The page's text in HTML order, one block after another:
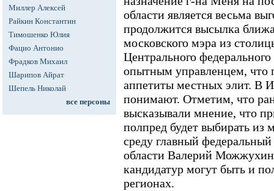
Миллер Алексей
Райкин Константин
Тимошенко Юлия
Фацио Антонио
Фрадков Михаил
Шарипов Айрат
Шепель Николай
все персоны
области является весьма
продолжится высылка
московского мэра из
Центрального
опытным управленцем, что
аппетиты местных элит. В
понимают. Отметим, что
высказывали мнение, что
полпред будет выбирать из
среду главный
области Валерий
кандидатур могут быть и
регионах.